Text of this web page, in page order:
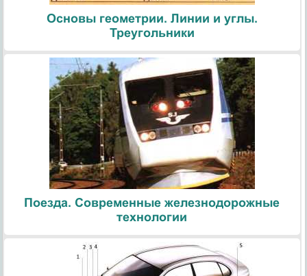
Основы геометрии. Линии и углы.
Треугольники
Поезда. Современные железнодорожные
технологии